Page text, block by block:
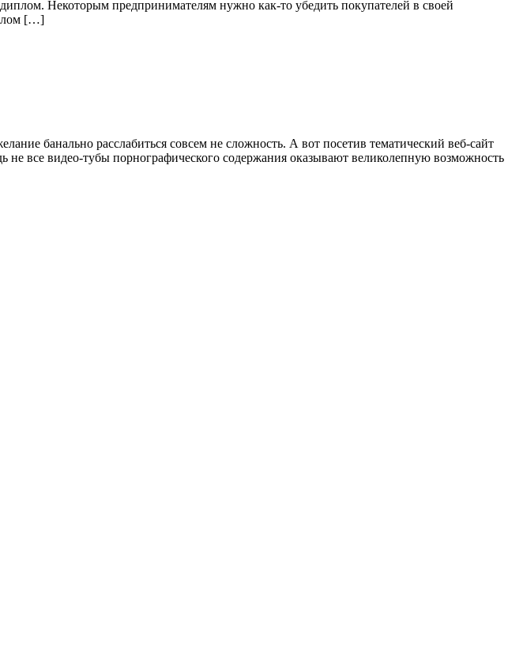
Некоторым предпринимателям нужно как-то убедить покупателей в своей
[…]
банально расслабиться совсем не сложность. А вот посетив тематический веб-сайт
все видео-тубы порнографического содержания оказывают великолепную возможность